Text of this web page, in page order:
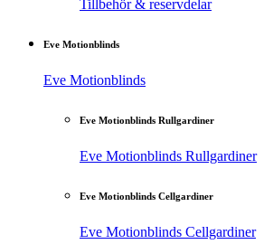
Tillbehör & reservdelar
Eve Motionblinds
Eve Motionblinds
Eve Motionblinds Rullgardiner
Eve Motionblinds Rullgardiner
Eve Motionblinds Cellgardiner
Eve Motionblinds Cellgardiner